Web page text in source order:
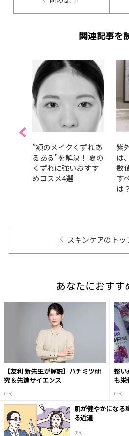
関連記事を
”額のメイクくずれあ
るある”を解決！ 夏の
くずれに強いおすす
めコスメ4選
紫
は
数
す
は？
スキンケアのトッ
あなたにおすす
【友利 新先生が解説】ハチミツ研
究＆先進サイエンス
(PR)
整い
も栄
(PR)
肌が健やかになる
る近道
(PR)